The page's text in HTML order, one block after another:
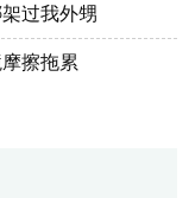
过我外甥
擦拖累